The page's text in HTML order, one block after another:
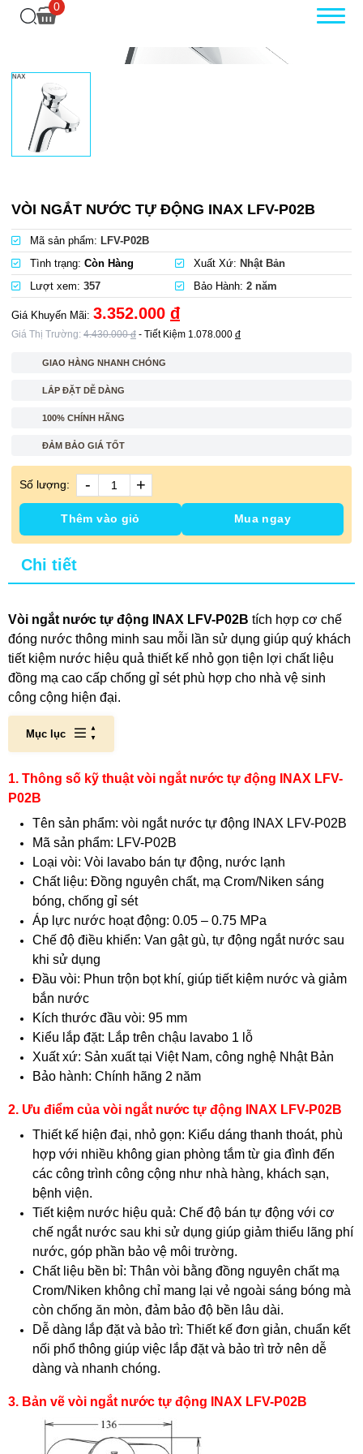
0
VÒI NGẮT NƯỚC TỰ ĐỘNG INAX LFV-P02B
Mã sản phẩm: LFV-P02B
Tình trạng: Còn Hàng Xuất Xứ: Nhật Bản
Lượt xem: 357 Bảo Hành: 2 năm
Giá Khuyến Mãi: 3.352.000 đ
Giá Thị Trường: 4.430.000đ - Tiết Kiệm 1.078.000 đ
GIAO HÀNG NHANH CHÓNG
LẮP ĐẶT DỄ DÀNG
100% CHÍNH HÃNG
ĐẢM BẢO GIÁ TỐT
Số lượng: - +
Thêm vào giỏ Mua ngay
Chi tiết
Vòi ngắt nước tự động INAX LFV-P02B tích hợp cơ chế
đóng nước thông minh sau mỗi lần sử dụng giúp quý khách
tiết kiệm nước hiệu quả thiết kế nhỏ gọn tiện lợi chất liệu
đồng mạ cao cấp chống gỉ sét phù hợp cho nhà vệ sinh
công cộng hiện đại.
Mục lục
1. Thông số kỹ thuật vòi ngắt nước tự động INAX LFV-
P02B
Tên sản phẩm: vòi ngắt nước tự động INAX LFV-P02B
Mã sản phẩm: LFV-P02B
Loại vòi: Vòi lavabo bán tự động, nước lạnh
Chất liệu: Đồng nguyên chất, mạ Crom/Niken sáng
bóng, chống gỉ sét
Áp lực nước hoạt động: 0.05 – 0.75 MPa
Chế độ điều khiển: Van gật gù, tự động ngắt nước sau
khi sử dụng
Đầu vòi: Phun trộn bọt khí, giúp tiết kiệm nước và giảm
bắn nước
Kích thước đầu vòi: 95 mm
Kiểu lắp đặt: Lắp trên chậu lavabo 1 lỗ
Xuất xứ: Sản xuất tại Việt Nam, công nghệ Nhật Bản
Bảo hành: Chính hãng 2 năm
2. Ưu điểm của vòi ngắt nước tự động INAX LFV-P02B
Thiết kế hiện đại, nhỏ gọn: Kiểu dáng thanh thoát, phù
hợp với nhiều không gian phòng tắm từ gia đình đến
các công trình công cộng như nhà hàng, khách sạn,
bệnh viện.
Tiết kiệm nước hiệu quả: Chế độ bán tự động với cơ
chế ngắt nước sau khi sử dụng giúp giảm thiểu lãng phí
nước, góp phần bảo vệ môi trường.
Chất liệu bền bỉ: Thân vòi bằng đồng nguyên chất mạ
Crom/Niken không chỉ mang lại vẻ ngoài sáng bóng mà
còn chống ăn mòn, đảm bảo độ bền lâu dài.
Dễ dàng lắp đặt và bảo trì: Thiết kế đơn giản, chuẩn kết
nối phổ thông giúp việc lắp đặt và bảo trì trở nên dễ
dàng và nhanh chóng.
3. Bản vẽ vòi ngắt nước tự động INAX LFV-P02B